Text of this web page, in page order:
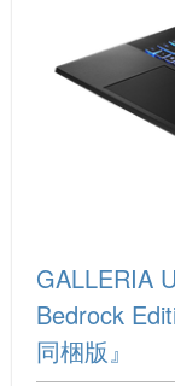
GALLERIA
Bedrock
同梱版』